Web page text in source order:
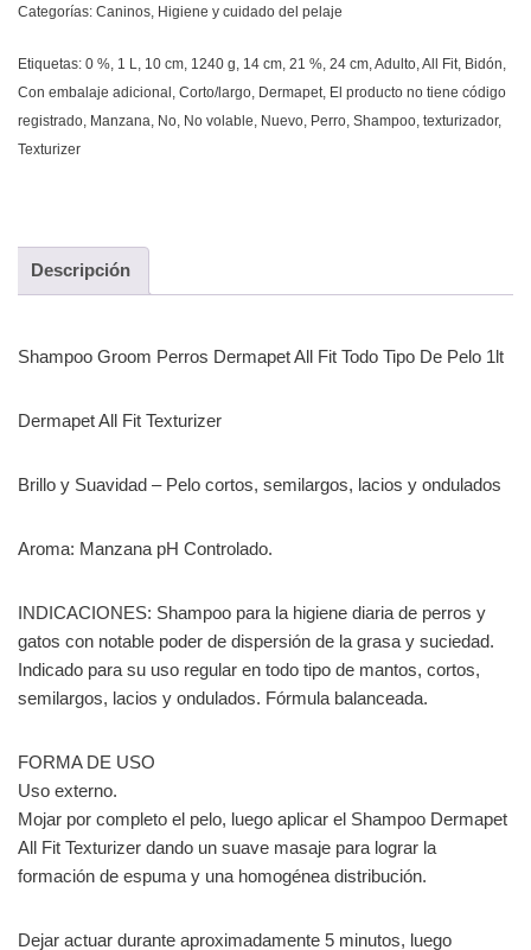
Categorías: Caninos Higiene y cuidado del pelaje
Etiquetas: 0 % 1 L 10 cm 1240 g 14 cm 21 % 24 cm Adulto All Fit Bidón
Con embalaje adicional Corto/largo Dermapet El producto no tiene código
registrado Manzana No No volable Nuevo Perro Shampoo texturizador,
Texturizer
Descripción
Shampoo Groom Perros Dermapet All Fit Todo Tipo De Pelo 1lt
Dermapet All Fit Texturizer
Brillo y Suavidad – Pelo cortos, semilargos, lacios y ondulados
Aroma: Manzana pH Controlado.
INDICACIONES: Shampoo para la higiene diaria de perros y
gatos con notable poder de dispersión de la grasa y suciedad.
Indicado para su uso regular en todo tipo de mantos, cortos,
semilargos, lacios y ondulados. Fórmula balanceada.
FORMA DE USO
Uso externo.
Mojar por completo el pelo, luego aplicar el Shampoo Dermapet
All Fit Texturizer dando un suave masaje para lograr la
formación de espuma y una homogénea distribución.
Dejar actuar durante aproximadamente 5 minutos, luego